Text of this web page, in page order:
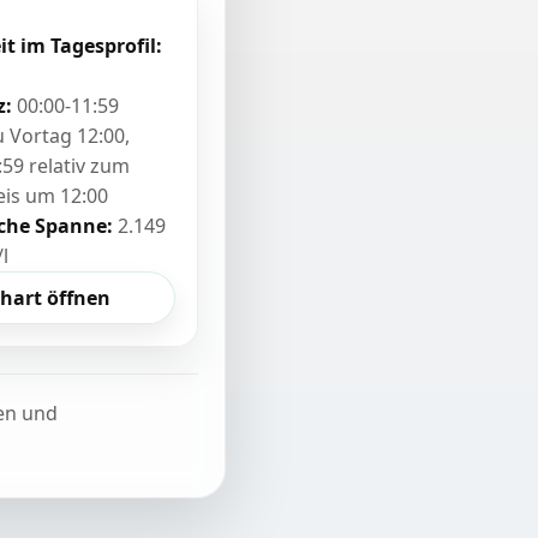
im Tagesprofil:
00:00-11:59
Vortag 12:00,
relativ zum
um 12:00
Spanne: 2.149
öffnen
und